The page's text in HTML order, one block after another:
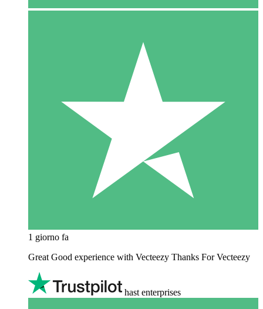
1 giorno fa
Great Good experience with Vecteezy Thanks For Vecteezy
hast enterprises